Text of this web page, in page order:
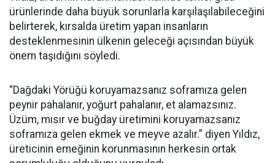
ürünlerinde daha büyük sorunlarla karşılaşılabileceğini
belirterek, kırsalda üretim yapan insanların
desteklenmesinin ülkenin geleceği açısından büyük
önem taşıdığını söyledi.
“Dağdaki Yörüğü koruyamazsanız soframıza gelen
peynir pahalanır, yoğurt pahalanır, et alamazsınız.
Üzüm, mısır ve buğday üretimini koruyamazsanız
soframıza gelen ekmek ve meyve azalır.” diyen Yıldız,
üreticinin emeğinin korunmasının herkesin ortak